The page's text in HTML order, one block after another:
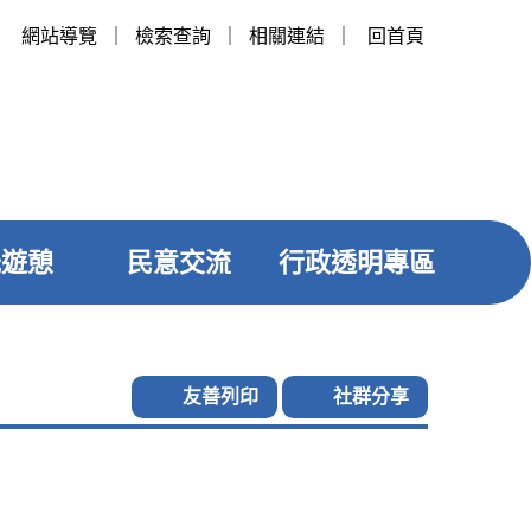
網站導覽 檢索查詢 相關連結 回首頁
憩 民意交流 行政透明專區
友善列印 社群分享